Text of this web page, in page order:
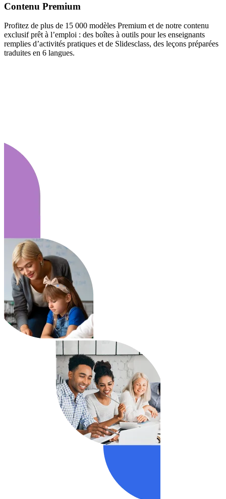
Contenu Premium
Profitez de plus de 15 000 modèles Premium et de notre contenu
exclusif prêt à l’emploi : des boîtes à outils pour les enseignants
remplies d’activités pratiques et de Slidesclass, des leçons préparées
traduites en 6 langues.